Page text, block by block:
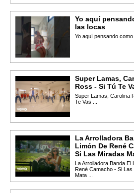
Yo aquí
las locas
Yo aquí pensando como
Super Lamas,
Ross - Si Tú Te
Super Lamas, Carolina
Te Vas ...
La Arrolladora
Limón De René
Si Las Miradas
La Arrolladora Banda El
René Camacho - Si Las
Mata ...